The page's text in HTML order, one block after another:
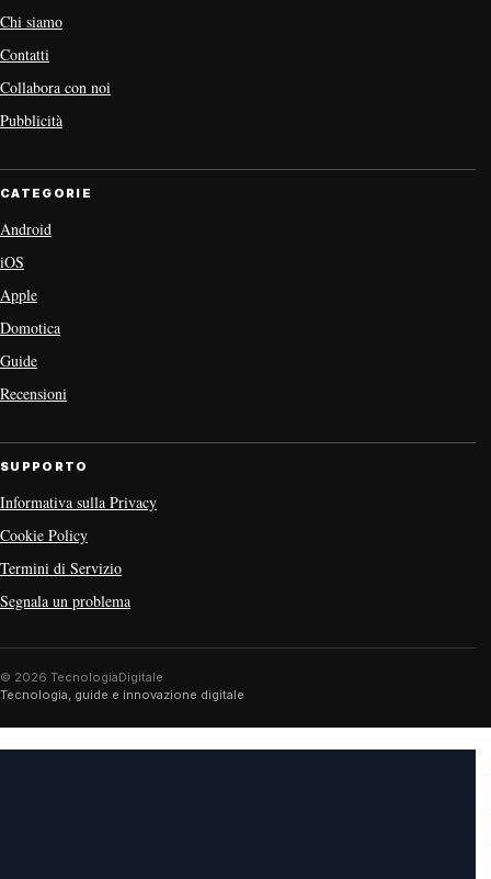
Chi siamo
Contatti
Collabora con noi
Pubblicità
CATEGORIE
Android
iOS
Apple
Domotica
Guide
Recensioni
SUPPORTO
Informativa sulla Privacy
Cookie Policy
Termini di Servizio
Segnala un problema
© 2026 TecnologiaDigitale
Tecnologia, guide e innovazione digitale